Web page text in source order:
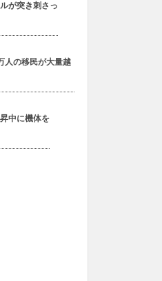
が突き刺さっ
人の移民が大量越
中に機体を